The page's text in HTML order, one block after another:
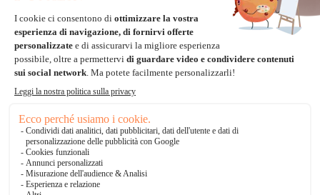
Paypal
Bonifico Bancario
3 volte senza tasse
*Soluzioni di consegna
Delivengo Domicilio Internazionale